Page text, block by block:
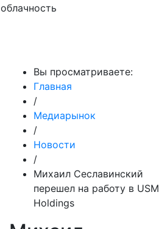
облачность
Вы просматриваете:
Главная
/
Медиарынок
/
Новости
/
Михаил Сеславинский
перешел на работу в USM
Holdings